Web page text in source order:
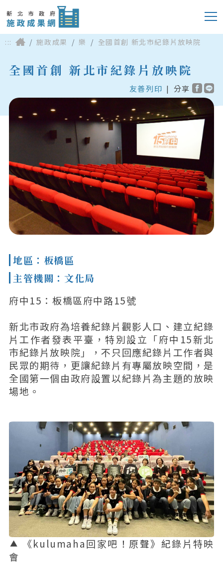
::: 施政成果 樂 全國首創 新北市紀錄片放映院
全國首創 新北市紀錄片放映院
友善列印 | 分享
地區：板橋區
主管機關：文化局
府中15：板橋區府中路15號
新北市政府為培養紀錄片觀影人口、建立紀錄
片工作者發表平臺，特別設立「府中15新北
市紀錄片放映院」，不只回應紀錄片工作者與
民眾的期待，更讓紀錄片有專屬放映空間，是
全國第一個由政府設置以紀錄片為主題的放映
場地。
《kulumaha回家吧！原聲》紀錄片特映
會